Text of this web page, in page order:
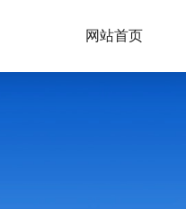
网站首页